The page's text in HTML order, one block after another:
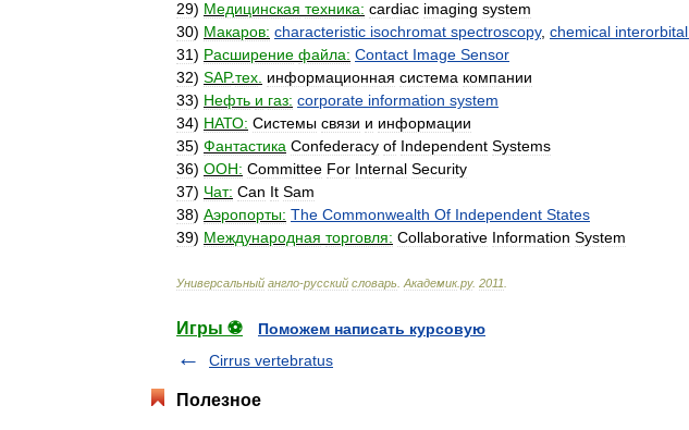
29) Медицинская техника: cardiac imaging system
30) Макаров: characteristic isochromat spectroscopy, chemical interorbital
31) Расширение файла: Contact Image Sensor
32) SAP.тех информационная система компании
33) Нефть и газ: corporate information system
34) НАТО: Системы связи и информации
35) Фантастика Confederacy of Independent Systems
36) ООН: Committee For Internal Security
37) Чат: Can It Sam
38) Аэропорты: The Commonwealth Of Independent States
39) Международная торговля: Collaborative Information System
Универсальный англо-русский словарь Академик.ру. 2011
Игры ⚽
Поможем написать курсовую
Cirrus vertebratus
Полезное